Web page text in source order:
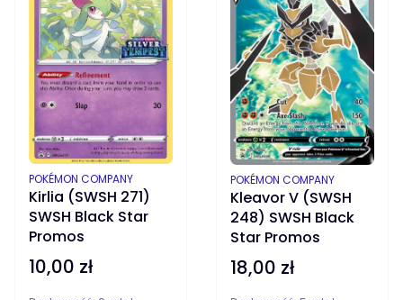
Kirlia (SWSH 271)
SWSH Black Star
Promos
PRODUCENT
POKÉMON COMPANY
Cena
10,00 zł
Kleavor V (SWSH
248) SWSH Black
Star Promos
PRODUCENT
POKÉMON COMPANY
Cena
18,00 zł